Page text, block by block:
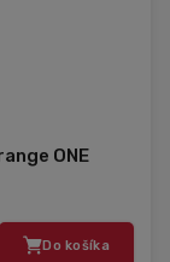
ONE
Do košíka